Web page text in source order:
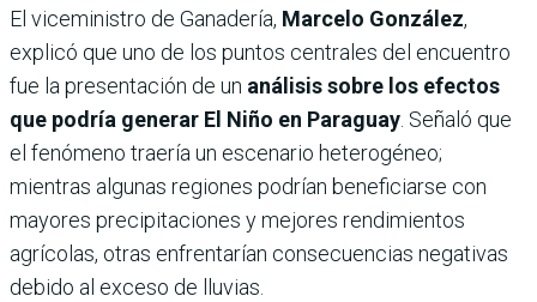
El viceministro de Ganadería, Marcelo González,
explicó que uno de los puntos centrales del encuentro
fue la presentación de un análisis sobre los efectos
que podría generar El Niño en Paraguay. Señaló que
el fenómeno traería un escenario heterogéneo;
mientras algunas regiones podrían beneficiarse con
mayores precipitaciones y mejores rendimientos
agrícolas, otras enfrentarían consecuencias negativas
debido al exceso de lluvias.